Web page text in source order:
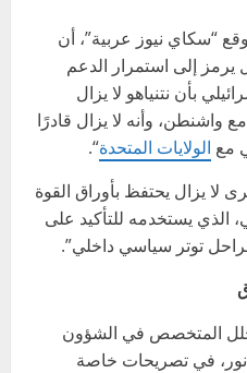
“سكاي نيوز عربية”، أن
إلى استمرار الدعم
بأن نتنياهو لا يزال
واشنطن، وأنه لا يزال قادرًا
مع الولايات المتحدة“.
لا يزال يحتفظ بأوراق القوة
الذي يستخدمه للتأكيد على
توتر سياسي داخلي”.
المتخصص في الشؤون
أنور، في تصريحات خاصة